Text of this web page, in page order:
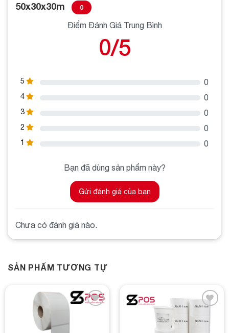
Kết luận: Tem trà sữa
trọng trong việc kinh doanh trà sữa, giúp tăng cường
thương hiệu, quản lý sản phẩm và thu hút khách hàng.
Việc lựa chọn và sử dụng tem trà sữa đúng cách sẽ
Câu hỏi thường gặp
. Tem trà sữa 50x30x30m giá rẻ có đảm bảo
chất lượng không?
50x30x30m giá
rẻ
chất liệu, độ bền và khả năng bám dính. Hãy chọn
vừa đảm bảo chất lượng.2. Mua tem trà sữa
50x30x30m ở đâu uy tín?
cửa hàng in ấn, các trang web thương mại điện tử
uy tín hoặc các cửa hàng chuyên cung cấp vật liệu
tư vấn và hỗ trợ khách hàng tốt, cũng như cam kết
3. In tem trà sữa 50x30x30m cần chú ý điều gì?
Khi in tem trà sữa 50x30x30m, bạn nên chú ý đến:
50x30x30m
0
Điểm Đánh Giá Trung Bình
0/5
5 0
4 0
3 0
2 0
1 0
Bạn đã dùng sản phẩm này?
Gửi đánh giá của bạn
Chưa có đánh giá nào.
SẢN PHẨM TƯƠNG TỰ